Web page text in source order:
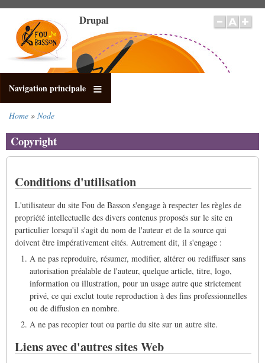
contenuto
principale
Drupal
Navigation principale
di
pane
Home Node
Copyright
Conditions d'utilisation
L'utilisateur du site Fou de Basson s'engage à respecter les règles de
propriété intellectuelle des divers contenus proposés sur le site en
particulier lorsqu'il s'agit du nom de l'auteur et de la source qui
doivent être impérativement cités. Autrement dit, il s'engage :
A ne pas reproduire, résumer, modifier, altérer ou rediffuser sans
autorisation préalable de l'auteur, quelque article, titre, logo,
information ou illustration, pour un usage autre que strictement
privé, ce qui exclut toute reproduction à des fins professionnelles
ou de diffusion en nombre.
A ne pas recopier tout ou partie du site sur un autre site.
Liens avec d'autres sites Web